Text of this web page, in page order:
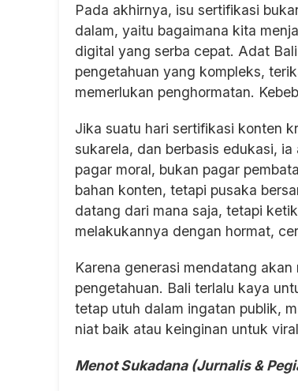
Pada akhirnya, isu sertifikasi
dalam, yaitu bagaimana kita
digital yang serba cepat. Adat
pengetahuan yang kompleks,
memerlukan penghormatan.
Jika suatu hari sertifikasi konten
sukarela, dan berbasis edukasi,
pagar moral, bukan pagar
bahan konten, tetapi pusaka
datang dari mana saja, tetapi
melakukannya dengan hormat,
Karena generasi mendatang
pengetahuan. Bali terlalu kaya
tetap utuh dalam ingatan publik,
niat baik atau keinginan untuk
Menot Sukadana (Jurnalis &